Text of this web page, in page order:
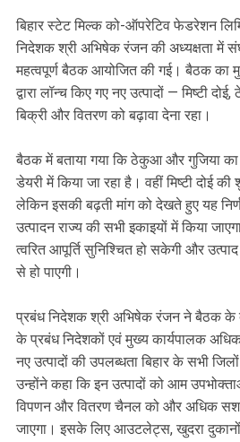
बिहार स्टेट मिल्क को-ऑपरेटिव फेडरेशन
निदेशक श्री अभिषेक रंजन की अध्यक्षता में
महत्वपूर्ण बैठक आयोजित की गई। बैठक का
द्वारा लॉन्च किए गए नए उत्पादों — मिष्टी
बिक्री और वितरण को बढ़ावा देना रहा।
बैठक में बताया गया कि ठेकुआ और गुजिया का
डेयरी में किया जा रहा है। वहीं मिष्टी दोई
लेकिन इसकी बढ़ती मांग को देखते हुए यह
उत्पादन राज्य की सभी इकाइयों में किया
त्वरित आपूर्ति सुनिश्चित हो सकेगी और
से हो पाएगी।
प्रबंध निदेशक श्री अभिषेक रंजन ने बैठक के
के प्रबंध निदेशकों एवं मुख्य कार्यपालक
नए उत्पादों की उपलब्धता बिहार के सभी
उन्होंने कहा कि इन उत्पादों को आम
विपणन और वितरण चैनल को और अधिक
जाएगा। इसके लिए आउटलेट्स, खुदरा